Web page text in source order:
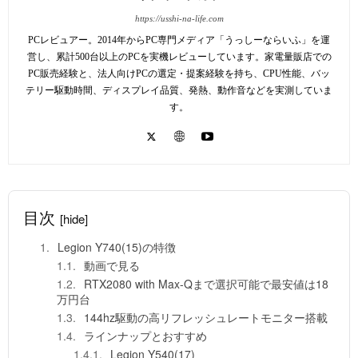
https://usshi-na-life.com
PCレビュアー。2014年からPC専門メディア「うっしーならいふ」を運
営し、累計500台以上のPCを実機レビューしています。家電量販店での
PC販売経験と、法人向けPCの選定・提案経験を持ち、CPU性能、バッ
テリー駆動時間、ディスプレイ品質、発熱、動作音などを実測していま
す。
目次 [hide]
Legion Y740(15)の特徴
動画で見る
RTX2080 with Max-Qまで選択可能で最安値は18
万円台
144hz駆動の高リフレッシュレートモニター搭載
ラインナップとおすすめ
Legion Y540(17)